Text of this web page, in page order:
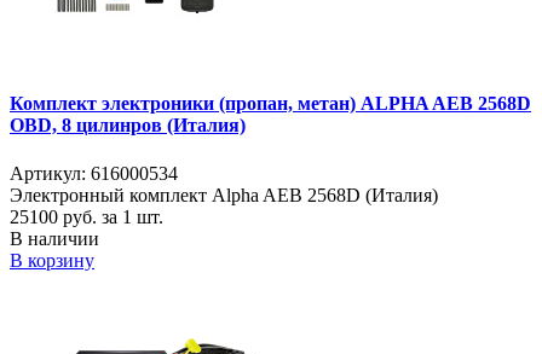
Комплект электроники (пропан, метан) ALPHA AEB 2568D
OBD, 8 цилинров (Италия)
Артикул: 616000534
Электронный комплект Alpha AEB 2568D (Италия)
25100 руб. за 1 шт.
В наличии
В корзину